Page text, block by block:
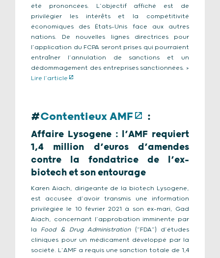
été prononcées. L’objectif affiché est de
privilégier les intérêts et la compétitivité
économiques des États-Unis face aux autres
nations. De nouvelles lignes directrices pour
l’application du FCPA seront prises qui pourraient
entraîner l’annulation de sanctions et un
dédommagement des entreprises sanctionnées. >
Lire l’article
#Contentieux AMF :
Affaire Lysogene : l’AMF requiert
1,4 million d’euros d’amendes
contre la fondatrice de l’ex-
biotech et son entourage
Karen Aiach, dirigeante de la biotech Lysogene,
est accusée d’avoir transmis une information
privilégiée le 10 février 2021 à son ex-mari, Gad
Aiach, concernant l’approbation imminente par
la Food & Drug Administration(“FDA”) d’études
cliniques pour un médicament développé par la
société. L’AMF a requis une sanction totale de 1,4